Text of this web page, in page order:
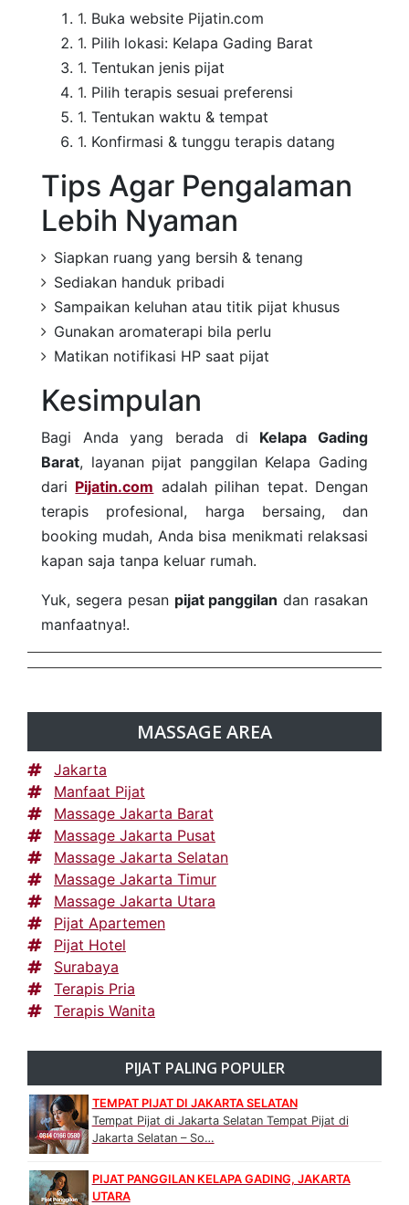
Buka website Pijatin.com
Pilih lokasi: Kelapa Gading Barat
Tentukan jenis pijat
Pilih terapis sesuai preferensi
Tentukan waktu & tempat
Konfirmasi & tunggu terapis datang
Tips Agar Pengalaman
Lebih Nyaman
Siapkan ruang yang bersih & tenang
Sediakan handuk pribadi
Sampaikan keluhan atau titik pijat khusus
Gunakan aromaterapi bila perlu
Matikan notifikasi HP saat pijat
Kesimpulan
Bagi Anda yang berada di Kelapa Gading
Barat, layanan pijat panggilan Kelapa Gading
dari Pijatin.com adalah pilihan tepat. Dengan
terapis profesional, harga bersaing, dan
booking mudah, Anda bisa menikmati relaksasi
kapan saja tanpa keluar rumah.
Yuk, segera pesan pijat panggilan dan rasakan
manfaatnya!.
MASSAGE AREA
Jakarta
Manfaat Pijat
Massage Jakarta Barat
Massage Jakarta Pusat
Massage Jakarta Selatan
Massage Jakarta Timur
Massage Jakarta Utara
Pijat Apartemen
Pijat Hotel
Surabaya
Terapis Pria
Terapis Wanita
PIJAT PALING POPULER
TEMPAT PIJAT DI JAKARTA SELATAN
Tempat Pijat di Jakarta Selatan Tempat Pijat di
Jakarta Selatan – So…
PIJAT PANGGILAN KELAPA GADING, JAKARTA
UTARA